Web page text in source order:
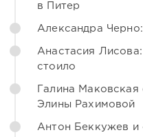
в Питер
Александра
Анастасия
стоило
Галина
Элины Рахимовой
Антон Беккужев и